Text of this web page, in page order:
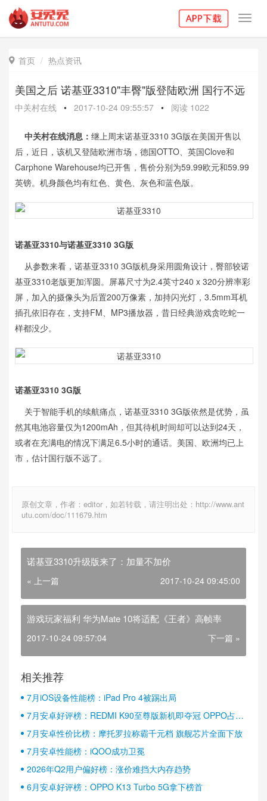
 首页 热点资讯
美国之后 诺基亚3310"丰臀"版登陆欧洲 国行不远
中关村在线 • 2017-10-24 09:55:57 • 阅读 1022
中关村在线消息： 继上周末诺基亚3310 3G版在美国开售以
后，近日，该机又登陆欧洲市场，德国OTTO、英国Clove和
Carphone Warehouse均已开售，售价分别为59.99欧元和59.99
英镑。机身颜色均有红色、黄色、灰色和蓝色版。
诺基亚3310与诺基亚3310 3G版
从参数来看，诺基亚3310 3G版机身采用圆角设计，臀部较诺
基亚3310老版更加浑圆。屏幕尺寸为2.4英寸240 x 320分辨率彩
屏，加入的摄像头为后置200万像素，加持闪光灯，3.5mm耳机
插孔依旧存在，支持FM、MP3播放器，昔日经典游戏贪吃蛇一
样都没少。
诺基亚3310 3G版
关于智能手机的续航痛点，诺基亚3310 3G版依然是优势，虽
然其电池容量仅为1200mAh，但其待机时间却可以达到24天，
或者在充满电的情况下满足6.5小时的通话。美国、欧洲均已上
市，估计国行版不远了。
原创文章，作者：editor，如若转载，请注明出处：http://www.ant
utu.com/doc/111679.htm
诺基亚3310升级版来了：加量不加价
« 上一篇 2017-10-24 09:45:00
游戏玩家福利 华为Mate 10将适配《王者》高帧率
2017-10-24 09:57:04 下一篇 »
相关推荐
7月iOS设备性能榜：iPad Pro 4被踢出局
7月安卓好评榜：REDMI K90至尊版新机即夺冠 OPPO占据
半壁江山
7月安卓性价比榜：摩托罗拉称霸千元档 旗舰芯片全面下放
7月安卓性能榜：iQOO成功卫冕
2026年Q2用户偏好榜：涨价难挡大内存趋势
6月安卓好评榜：OPPO K13 Turbo 5G拿下榜首